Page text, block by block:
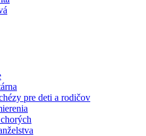
pre deti a rodičov